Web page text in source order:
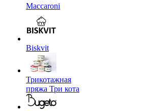
Maccaroni
Biskvit
Трикотажная
пряжа Три кота